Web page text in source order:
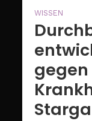
WISSEN